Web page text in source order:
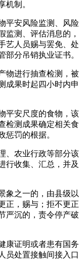
机制。
安风险监测、风险
监测、评估消息的，
艺人员赐与罢免、处
部分吊销执业证书。
进行抽查检测，被
成果时起四小时内申
安尺度的食物，该
检测成果确定相关食
惩罚的根据。
农业行政等部分该
行收集、汇总，并及
之一的，由县级以
正，赐与；拒不更正
严沉的，责令停产破
证明或者患有国务
员处置接触间接入口